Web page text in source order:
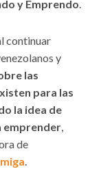
y Emprendo.
continuar
y
las
para las
la idea de
emprender,
de
.